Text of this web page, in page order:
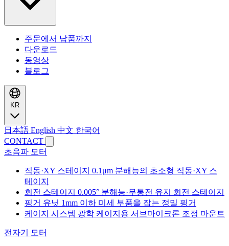
주문에서 납품까지
다운로드
동영상
블로그
KR
日本語 English 中文 한국어
CONTACT
초음파 모터
직동·XY 스테이지 0.1μm 분해능의 초소형 직동·XY 스
테이지
회전 스테이지 0.005° 분해능·무통전 유지 회전 스테이지
핑거 유닛 1mm 이하 미세 부품을 잡는 정밀 핑거
케이지 시스템 광학 케이지용 서브마이크론 조정 마운트
전자기 모터